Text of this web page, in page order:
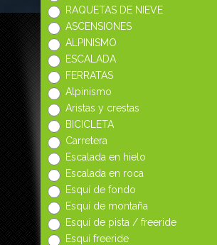
RAQUETAS DE NIEVE
ASCENSIONES
ALPINISMO
ESCALADA
FERRATAS
Alpinismo
Aristas y crestas
BICICLETA
Carretera
Escalada en hielo
Escalada en roca
Esquí de fondo
Esquí de montaña
Esquí de pista / freeride
Esquí freeride